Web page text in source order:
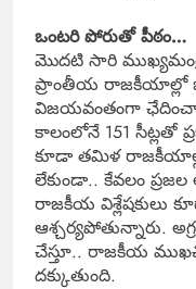
ఒంటరి పోరుతో పీఠం…
మొదటి సారి
ప్రాంతీయ రాజకీయాల్లో
విజయవంతంగా
కాలంలోనే 151 సీట్లతో
కూడా తమిళ
లేకుండా.. కేవలం
రాజకీయ విశ్లేషకులు
ఆశ్చర్యపోతున్నారు.
చేస్తూ.. రాజకీయ
దక్కుతుంది.